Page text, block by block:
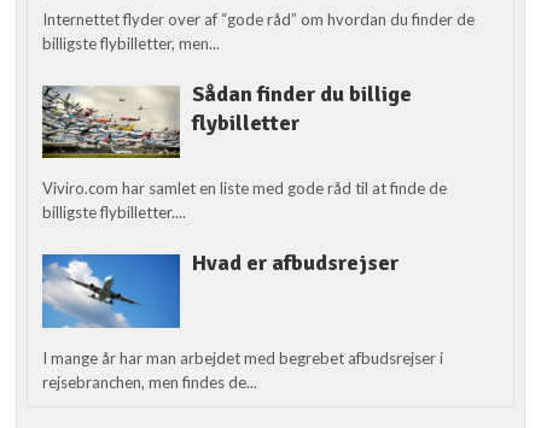
Internettet flyder over af “gode råd” om hvordan du finder de
billigste flybilletter, men...
Sådan finder du billige
flybilletter
Viviro.com har samlet en liste med gode råd til at finde de
billigste flybilletter....
Hvad er afbudsrejser
I mange år har man arbejdet med begrebet afbudsrejser i
rejsebranchen, men findes de...